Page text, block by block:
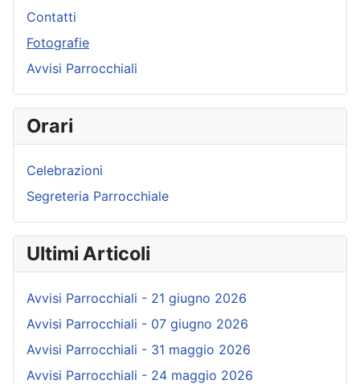
Contatti
Fotografie
Avvisi Parrocchiali
Orari
Celebrazioni
Segreteria Parrocchiale
Ultimi Articoli
Avvisi Parrocchiali - 21 giugno 2026
Avvisi Parrocchiali - 07 giugno 2026
Avvisi Parrocchiali - 31 maggio 2026
Avvisi Parrocchiali - 24 maggio 2026